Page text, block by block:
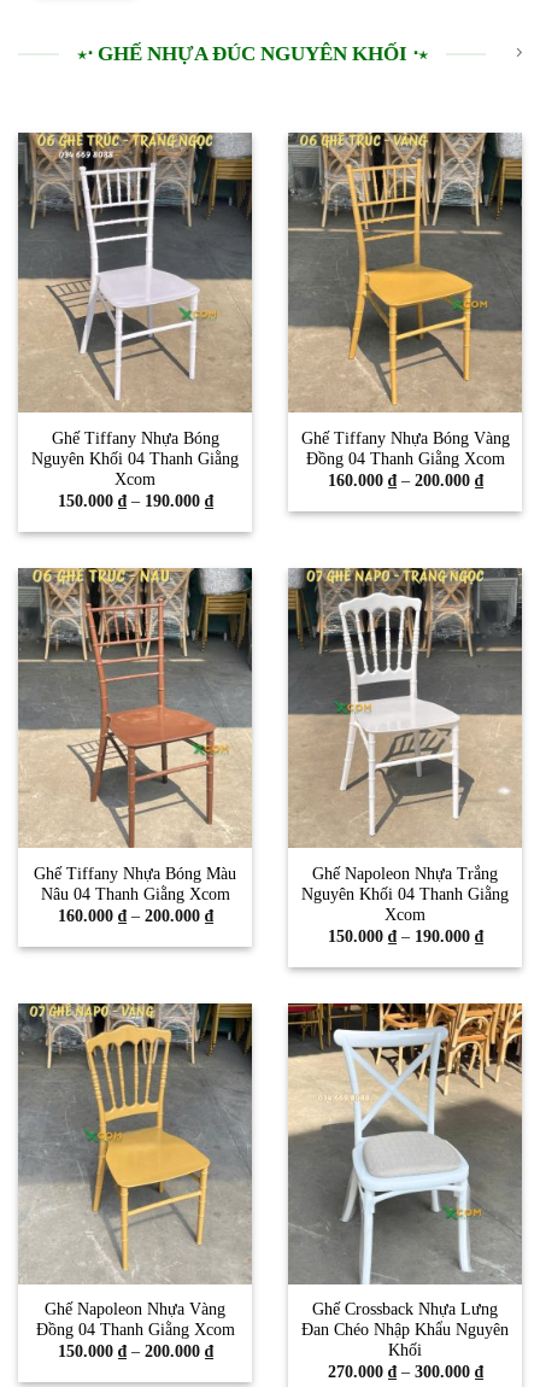
⋆⋅ GHẾ NHỰA ĐÚC NGUYÊN KHỐI ⋅⋆
Ghế Tiffany Nhựa Bóng
Nguyên Khối 04 Thanh Giằng
Xcom
150.000 ₫ – 190.000 ₫Khoảng
từ
190.000 ₫
Ghế Tiffany Nhựa Bóng Vàng
Đồng 04 Thanh Giằng Xcom
160.000 ₫ – 200.000 ₫Khoảng
từ
Ghế Tiffany Nhựa Bóng Màu
Nâu 04 Thanh Giằng Xcom
160.000 ₫ – 200.000 ₫Khoảng
từ
Ghế Napoleon Nhựa Trắng
Nguyên Khối 04 Thanh Giằng
Xcom
150.000 ₫ – 190.000 ₫Khoảng
từ
Ghế Napoleon Nhựa Vàng
Đồng 04 Thanh Giằng Xcom
150.000 ₫ – 200.000 ₫Khoảng
từ
Ghế Crossback Nhựa Lưng
Đan Chéo Nhập Khẩu Nguyên
Khối
270.000 ₫ – 300.000 ₫Khoảng